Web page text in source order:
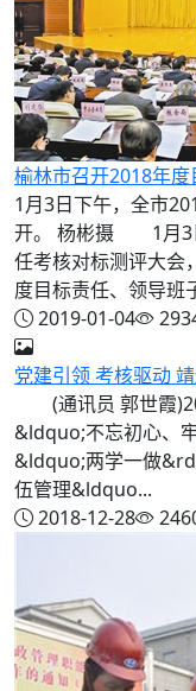
榆林市召开2018年
1月3日下午，全市
开。 杨彬摄 1月3
任考核对标测评大会
度目标责任、领导班
2019-01-04
党建引领 考核驱动
(通讯员 郭世霞
&ldquo;不忘初心、
&ldquo;两学一做
伍管理&ldquo...
2018-12-28